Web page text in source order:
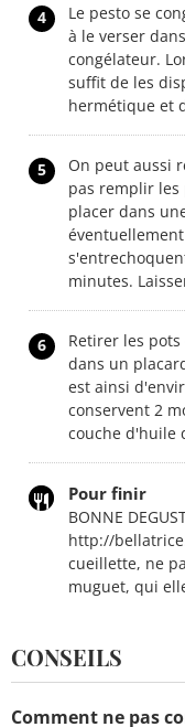
4
Le pesto se
à le verser
congélateur.
suffit de les
hermétique et
5
On peut aussi
pas remplir les
placer dans
minutes.
6
Retirer les
dans un
est ainsi
conservent 2
couche d'huile
Pour finir
BONNE
http://
cueillette, ne
muguet, qui
CONSEILS
Comment ne pas